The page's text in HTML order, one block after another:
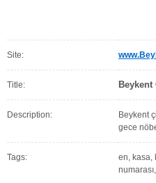
Site:
Title: Beykent
Description:
Beykent
gece
Tags:
en, kasa,